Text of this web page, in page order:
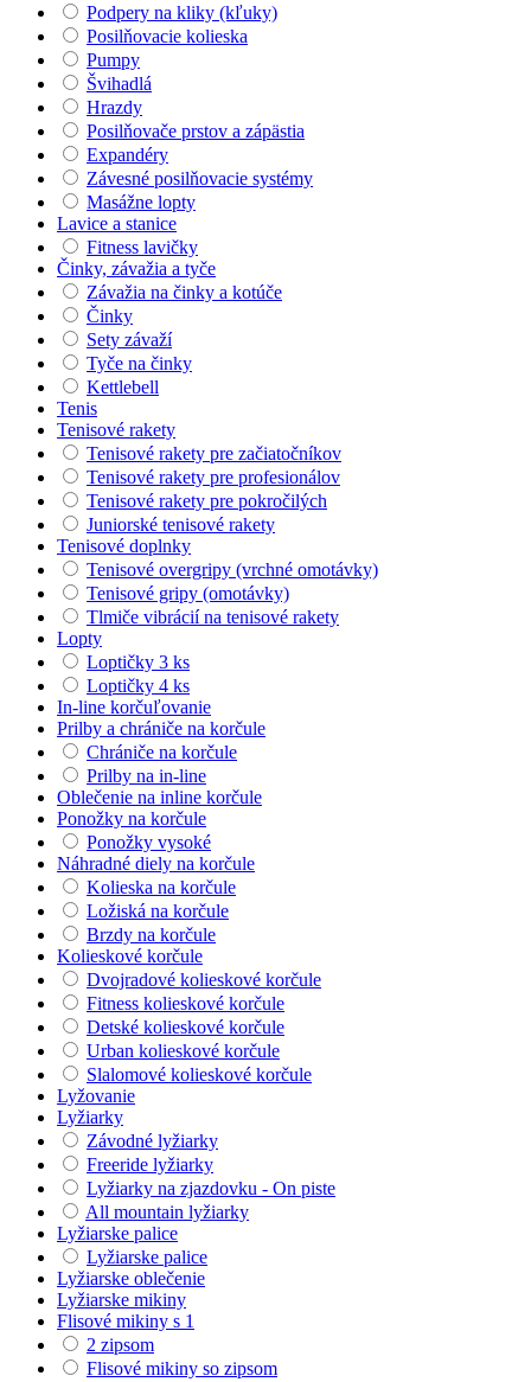
Podpery na kliky (kľuky)
Posilňovacie kolieska
Pumpy
Švihadlá
Hrazdy
Posilňovače prstov a zápästia
Expandéry
Závesné posilňovacie systémy
Masážne lopty
Lavice a stanice
Fitness lavičky
Činky, závažia a tyče
Závažia na činky a kotúče
Činky
Sety závaží
Tyče na činky
Kettlebell
Tenis
Tenisové rakety
Tenisové rakety pre začiatočníkov
Tenisové rakety pre profesionálov
Tenisové rakety pre pokročilých
Juniorské tenisové rakety
Tenisové doplnky
Tenisové overgripy (vrchné omotávky)
Tenisové gripy (omotávky)
Tlmiče vibrácií na tenisové rakety
Lopty
Loptičky 3 ks
Loptičky 4 ks
In-line korčuľovanie
Prilby a chrániče na korčule
Chrániče na korčule
Prilby na in-line
Oblečenie na inline korčule
Ponožky na korčule
Ponožky vysoké
Náhradné diely na korčule
Kolieska na korčule
Ložiská na korčule
Brzdy na korčule
Kolieskové korčule
Dvojradové kolieskové korčule
Fitness kolieskové korčule
Detské kolieskové korčule
Urban kolieskové korčule
Slalomové kolieskové korčule
Lyžovanie
Lyžiarky
Závodné lyžiarky
Freeride lyžiarky
Lyžiarky na zjazdovku - On piste
All mountain lyžiarky
Lyžiarske palice
Lyžiarske palice
Lyžiarske oblečenie
Lyžiarske mikiny
Flisové mikiny s 1
2 zipsom
Flisové mikiny so zipsom